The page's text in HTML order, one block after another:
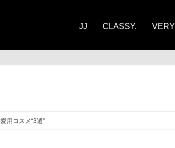
JJ CLASSY. VERY
用コスメ“3選”